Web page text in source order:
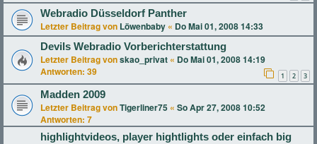
Webradio Düsseldorf Panther
Letzter Beitrag von Löwenbaby « Do Mai 01, 2008 14:33
Devils Webradio Vorberichterstattung
Letzter Beitrag vonskao_privat « Do Mai 01, 2008 14:19
Antworten: 39 1 2 3
Madden 2009
Letzter Beitrag vonTigerliner75 « So Apr 27, 2008 10:52
Antworten: 7
highlightvideos, player hightlights oder einfach big